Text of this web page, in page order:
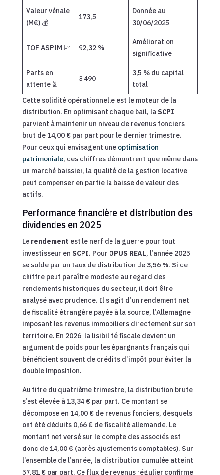
Valeur vénale
(M€) 💰
173,5
Donnée au
30/06/2025
TOF ASPIM 📈 92,32 %
Amélioration
significative
Parts en
attente ⏳
3 490
3,5 % du capital
total
Cette solidité opérationnelle est le moteur de la
distribution. En optimisant chaque bail, la SCPI
parvient à maintenir un niveau de revenus fonciers
brut de 14,00 € par part pour le dernier trimestre.
Pour ceux qui envisagent une optimisation
patrimoniale, ces chiffres démontrent que même dans
un marché baissier, la qualité de la gestion locative
peut compenser en partie la baisse de valeur des
actifs.
Performance financière et distribution des
dividendes en 2025
Le rendement est le nerf de la guerre pour tout
investisseur en SCPI. Pour OPUS REAL, l’année 2025
se solde par un taux de distribution de 3,56 %. Si ce
chiffre peut paraître modeste au regard des
rendements historiques du secteur, il doit être
analysé avec prudence. Il s’agit d’un rendement net
de fiscalité étrangère payée à la source, l’Allemagne
imposant les revenus immobiliers directement sur son
territoire. En 2026, la lisibilité fiscale devient un
argument de poids pour les épargnants français qui
bénéficient souvent de crédits d’impôt pour éviter la
double imposition.
Au titre du quatrième trimestre, la distribution brute
s’est élevée à 13,34 € par part. Ce montant se
décompose en 14,00 € de revenus fonciers, desquels
ont été déduits 0,66 € de fiscalité allemande. Le
montant net versé sur le compte des associés est
donc de 14,00 € (après ajustements comptables). Sur
l’ensemble de l’année, la distribution cumulée atteint
57,81 € par part. Ce flux de revenus régulier confirme